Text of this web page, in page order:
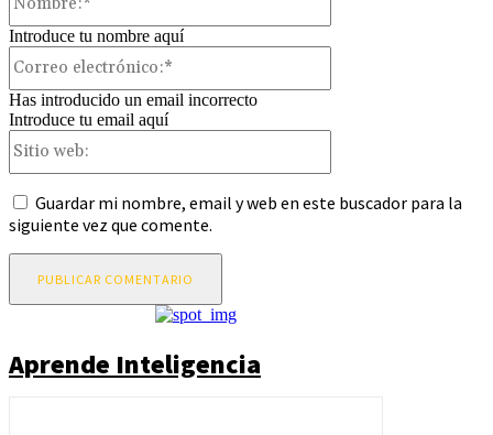
Introduce tu nombre aquí
Has introducido un email incorrecto
Introduce tu email aquí
Guardar mi nombre, email y web en este buscador para la
siguiente vez que comente.
Aprende Inteligencia